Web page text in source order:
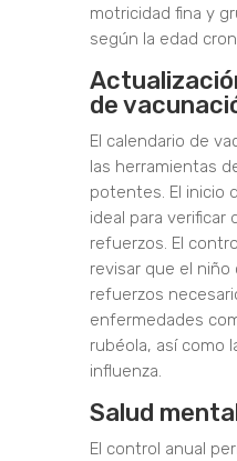
motricidad fina y
según la edad
de
El calendario de
las herramientas
potentes. El inicio
ideal para verificar
refuerzos. El
revisar que el
refuerzos
enfermedades
rubéola, así como
influenza.
Salud
El control anual